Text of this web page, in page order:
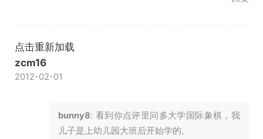
点击重新加载
zcm16
2012-02-01
bunny8: 看到你点评里问多大学国际象棋，我
儿子是上幼儿园大班后开始学的。